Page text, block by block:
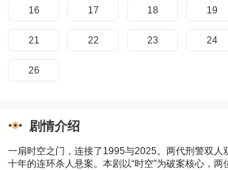
16 17 18 19
21 22 23 24
26
剧情介绍
一扇时空之门，连接了1995与2025。两代刑警双人
十年的连环杀人悬案。本剧以“时空”为破案核心，